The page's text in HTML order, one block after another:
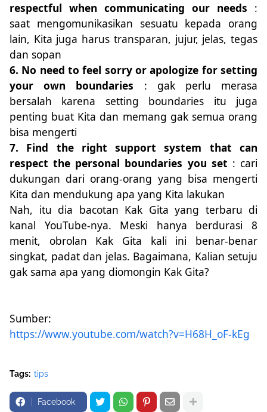
respectful when communicating our needs :
saat mengomunikasikan sesuatu kepada orang
lain, Kita juga harus transparan, jujur, jelas, tegas
dan sopan
6. No need to feel sorry or apologize for setting
your own boundaries : gak perlu merasa
bersalah karena setting boundaries itu juga
penting buat Kita dan memang gak semua orang
bisa mengerti
7. Find the right support system that can
respect the personal boundaries you set : cari
dukungan dari orang-orang yang bisa mengerti
Kita dan mendukung apa yang Kita lakukan
Nah, itu dia bacotan Kak Gita yang terbaru di
kanal YouTube-nya. Meski hanya berdurasi 8
menit, obrolan Kak Gita kali ini benar-benar
singkat, padat dan jelas. Bagaimana, Kalian setuju
gak sama apa yang diomongin Kak Gita?
Sumber:
https://www.youtube.com/watch?v=H68H_oF-kEg
Tags: tips
Facebook